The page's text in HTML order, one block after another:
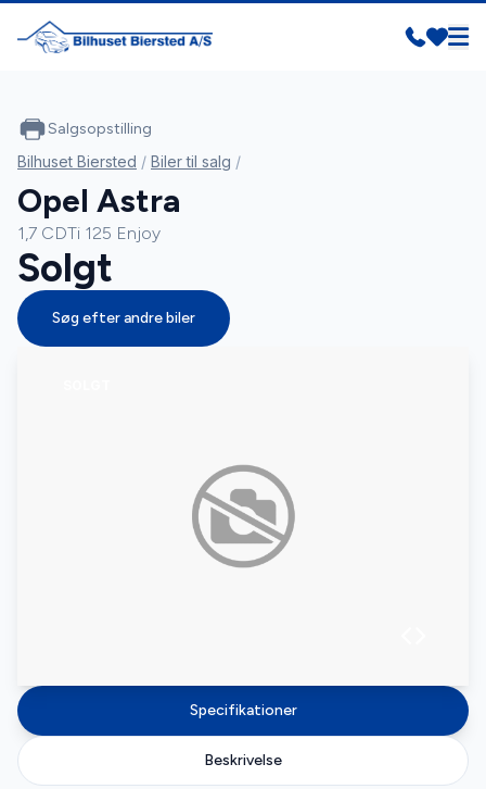
Specifikationer
Beskrivelse
Salgsopstilling
Bilhuset Biersted / Biler til salg /
Opel Astra
1,7 CDTi 125 Enjoy
Solgt
Søg efter andre biler